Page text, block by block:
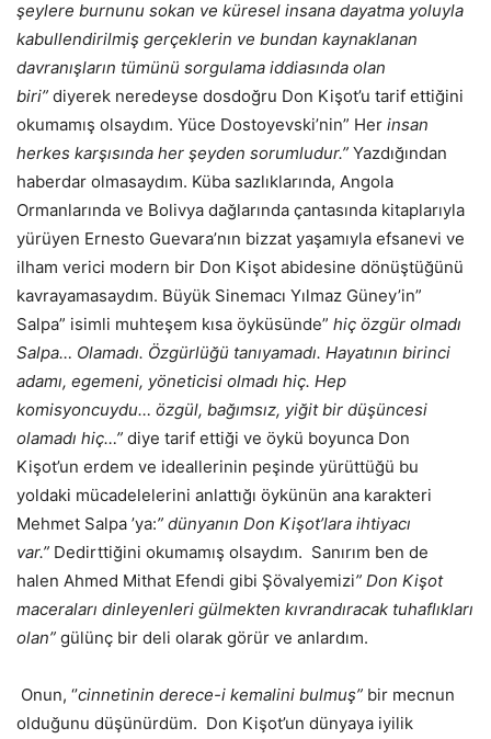
şeylere burnunu sokan ve küresel insana dayatma yoluyla
kabullendirilmiş gerçeklerin ve bundan kaynaklanan
davranışların tümünü sorgulama iddiasında olan
biri” diyerek neredeyse dosdoğru Don Kişot’u tarif ettiğini
okumamış olsaydım. Yüce Dostoyevski’nin” Her insan
herkes karşısında her şeyden sorumludur.” Yazdığından
haberdar olmasaydım. Küba sazlıklarında, Angola
Ormanlarında ve Bolivya dağlarında çantasında kitaplarıyla
yürüyen Ernesto Guevara’nın bizzat yaşamıyla efsanevi ve
ilham verici modern bir Don Kişot abidesine dönüştüğünü
kavrayamasaydım. Büyük Sinemacı Yılmaz Güney’in”
Salpa” isimli muhteşem kısa öyküsünde” hiç özgür olmadı
Salpa… Olamadı. Özgürlüğü tanıyamadı. Hayatının birinci
adamı, egemeni, yöneticisi olmadı hiç. Hep
komisyoncuydu… özgül, bağımsız, yiğit bir düşüncesi
olamadı hiç…” diye tarif ettiği ve öykü boyunca Don
Kişot’un erdem ve ideallerinin peşinde yürüttüğü bu
yoldaki mücadelelerini anlattığı öykünün ana karakteri
Mehmet Salpa ’ya:” dünyanın Don Kişot’lara ihtiyacı
var.” Dedirttiğini okumamış olsaydım. Sanırım ben de
halen Ahmed Mithat Efendi gibi Şövalyemizi” Don Kişot
maceraları dinleyenleri gülmekten kıvrandıracak tuhaflıkları
olan” gülünç bir deli olarak görür ve anlardım.
Onun, ‘’cinnetinin derece-i kemalini bulmuş” bir mecnun
olduğunu düşünürdüm. Don Kişot’un dünyaya iyilik